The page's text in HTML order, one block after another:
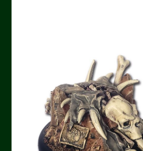
Validation de la commande